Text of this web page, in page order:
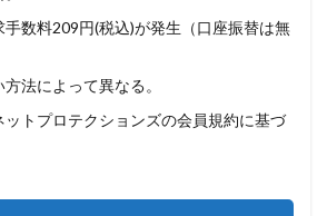
手数料209円(税込)が発生（口座振替は無
法によって異なる。
トプロテクションズの会員規約に基づ